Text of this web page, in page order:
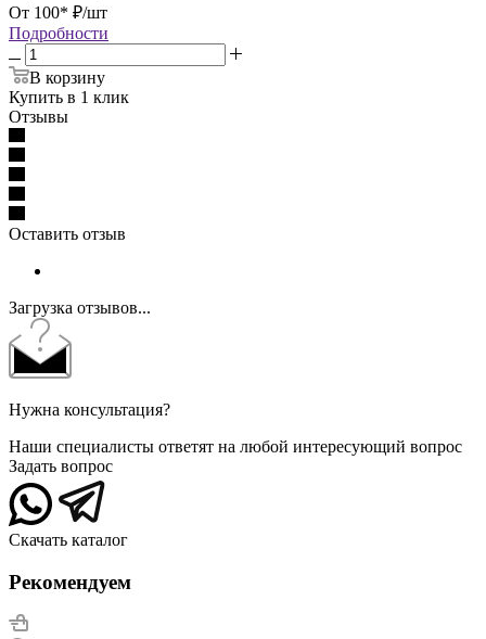
От 100* ₽/шт
Подробности
В корзину
Купить в 1 клик
Отзывы
Оставить отзыв
Загрузка отзывов...
Нужна консультация?
Наши специалисты ответят на любой интересующий вопрос
Задать вопрос
Скачать каталог
Рекомендуем